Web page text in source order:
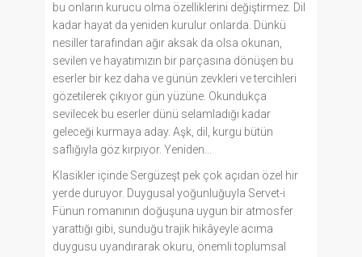
bu onların kurucu olma özelliklerini değiştirmez. Dil
kadar hayat da yeniden kurulur onlarda. Dünkü
nesiller tarafından ağır aksak da olsa okunan,
sevilen ve hayatımızın bir parçasına dönüşen bu
eserler bir kez daha ve günün zevkleri ve tercihleri
gözetilerek çıkıyor gün yüzüne. Okundukça
sevilecek bu eserler dünü selamladığı kadar
geleceği kurmaya aday. Aşk, dil, kurgu bütün
saflığıyla göz kırpıyor. Yeniden...
Klasikler içinde Sergüzeşt pek çok açıdan özel hir
yerde duruyor. Duygusal yoğunluğuyla Servet-i
Fünun romanının doğuşuna uygun bir atmosfer
yarattığı gibi, sunduğu trajik hikâyeyle acıma
duygusu uyandırarak okuru, önemli toplumsal